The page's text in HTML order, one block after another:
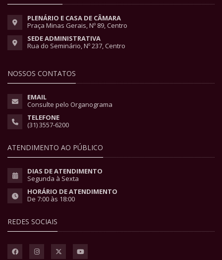
PLENÁRIO E CASA DE CÂMARA
Praça Minas Gerais, Nº 89, Centro
SEDE ADMINISTRATIVA
Rua do Seminário, Nº 237, Centro
NOSSOS CONTATOS
EMAIL
Consulte pelo Organograma
TELEFONE
(31) 3557-6200
ATENDIMENTO AO PÚBLICO
DIAS DE ATENDIMENTO
Segunda à Sexta
HORÁRIO DE ATENDIMENTO
De 7:00 às 18:00
REDES SOCIAIS